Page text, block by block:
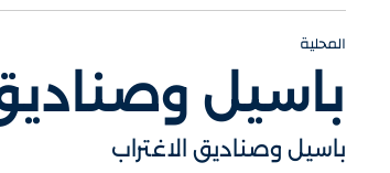
المحلية
باسيل
باسيل وصناديق الاغتراب